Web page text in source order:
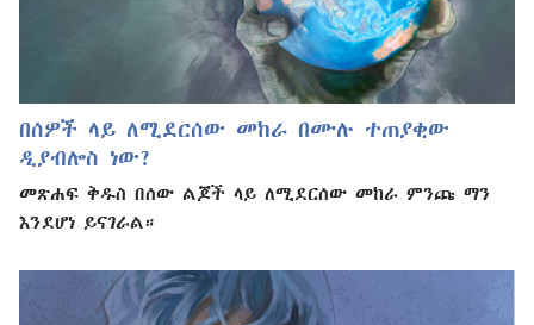
በሰዎች ላይ ለሚደርሰው መከራ በሙሉ ተጠያቂው
ዲያብሎስ ነው?
መጽሐፍ ቅዱስ በሰው ልጆች ላይ ለሚደርሰው መከራ ምንጩ ማን
እንደሆነ ይናገራል።